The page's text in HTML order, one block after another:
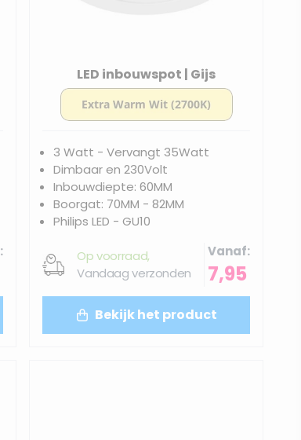
LED inbouwspot | Gijs
3 Watt - Vervangt 35Watt
Dimbaar en 230Volt
Inbouwdiepte: 60MM
Boorgat: 70MM - 82MM
Philips LED - GU10
Op voorraad,
Vandaag verzonden
Vanaf
7,95
Bekijk het product